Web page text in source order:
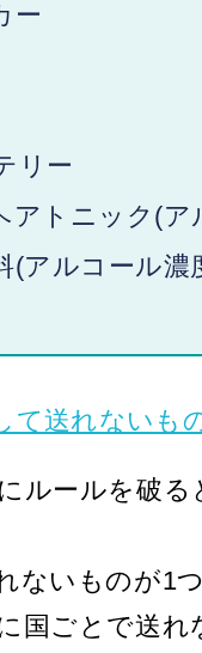
ー
リー
アトニック(
(アルコール濃
て送れないも
ルールを破る
ないものが1
国ごとで送